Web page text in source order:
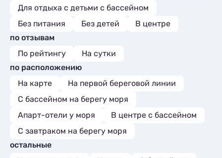
Для отдыха с детьми с бассейном
Без питания
Без детей
В центре
по отзывам
По рейтингу
На сутки
по расположению
На карте
На первой береговой линии
С бассейном на берегу моря
Апарт-отели у моря
В центре с бассейном
С завтраком на берегу моря
остальные